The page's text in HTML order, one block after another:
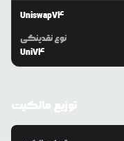
UniswapV4
نوع نقدینگی
UniV4
توزیع مالکیت